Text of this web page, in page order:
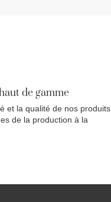
de gamme
et la qualité de nos produits
de la production à la